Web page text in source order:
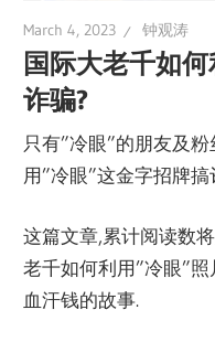
March 4, 2023 钟观涛
国际大老千如
诈骗?
只有”冷眼”的朋友及
用”冷眼”这金字招牌搞
这篇文章,累计阅读数
老千如何利用”冷眼”
血汗钱的故事.